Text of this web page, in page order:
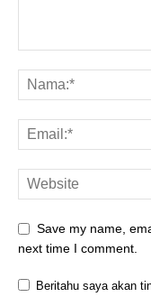
Save my name,
next time I comment.
Beritahu saya akan